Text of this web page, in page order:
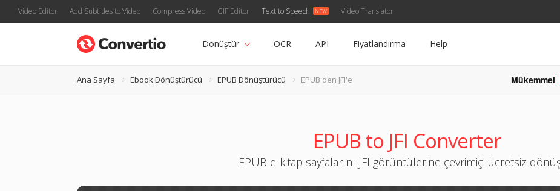
Video Editor Add Subtitles to Video Compress Video GIF Editor Text to Speech Video Translator
Dönüştür OCR API Fiyatlandırma Help
Ana Sayfa Ebook Dönüştürücü EPUB Dönüştürücü EPUB'den JFI'e Mükemmel
EPUB to JFI Converter
EPUB e-kitap sayfalarını JFI görüntülerine çevrimiçi ücretsiz